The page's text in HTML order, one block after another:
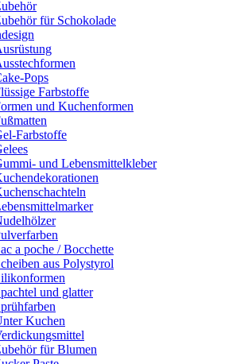
für Schokolade
Pops
Farbstoffe
und Kuchenformen
Farbstoffe
und Lebensmittelkleber
a poche / Bocchette
aus Polystyrol
und glatter
Kuchen
für Blumen